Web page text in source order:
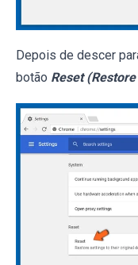
Depois de descer
botão Reset